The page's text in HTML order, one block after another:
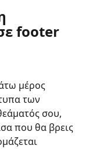
footer
μέρος
των
σου,
που θα βρεις